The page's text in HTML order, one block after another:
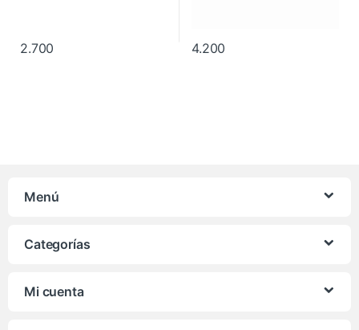
2.700 4.200
Menú
Categorías
Mi cuenta